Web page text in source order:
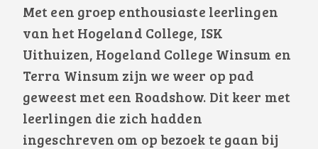
Met een groep enthousiaste leerlingen
van het Hogeland College, ISK
Uithuizen, Hogeland College Winsum en
Terra Winsum zijn we weer op pad
geweest met een Roadshow. Dit keer met
leerlingen die zich hadden
ingeschreven om op bezoek te gaan bij